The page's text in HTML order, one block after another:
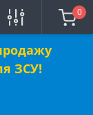
ЗСУ!
0